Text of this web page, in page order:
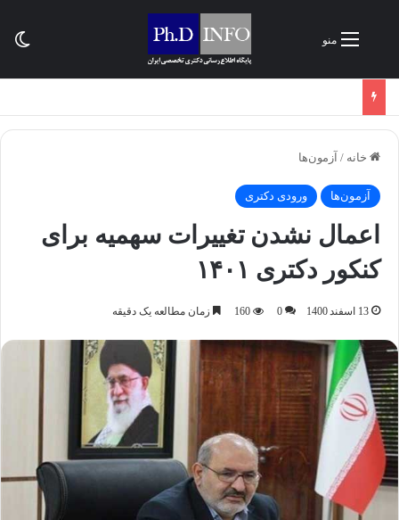
منو
خانه / آزمون‌ها
آزمون‌ها ورودی دکتری
اعمال نشدن تغییرات سهمیه برای
کنکور دکتری ۱۴۰۱
13 اسفند 1400 0
160 زمان مطالعه یک دقیقه